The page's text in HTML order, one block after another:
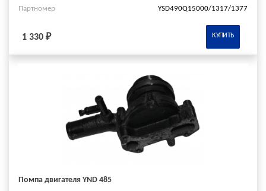
Партномер
YSD490Q15000/1317/1377
1 330 ₽ КУПИТЬ
Помпа двигателя YND 485